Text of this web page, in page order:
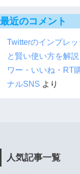
最近のコメント
Twitterのインプレ
と賢い使い方を解説
ワー・いいね・RT
ナルSNS より
人気記事一覧